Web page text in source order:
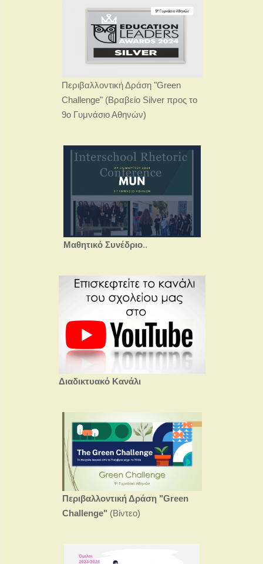
Περιβαλλοντική Δράση "Green
Challenge" (Βραβείο Silver προς το
9ο Γυμνάσιο Αθηνών)
Μαθητικό Συνέδριο..
Διαδικτυακό Κανάλι
Περιβαλλοντική Δράση "Green
Challenge" (Βίντεο)